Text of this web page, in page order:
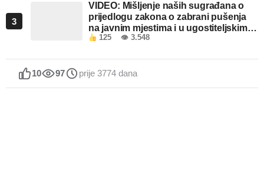
3
VIDEO: Mišljenje naših sugrađana o
prijedlogu zakona o zabrani pušenja
na javnim mjestima i u ugostiteljskim
objektima u FBiH
125 👁 3.548
10 97 prije 3774 dana